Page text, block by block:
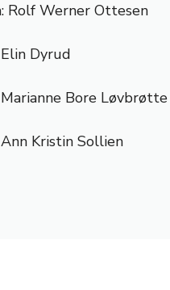
Rolf Werner Ottesen
Dyrud
Bore Løvbrøtte
Kristin Sollien